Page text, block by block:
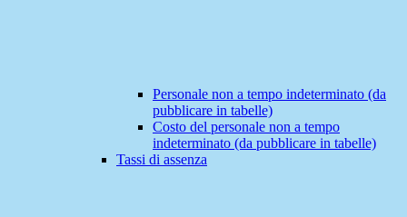
Personale non a tempo indeterminato (da
pubblicare in tabelle)
Costo del personale non a tempo
indeterminato (da pubblicare in tabelle)
Tassi di assenza